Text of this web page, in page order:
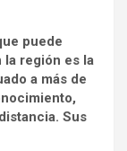
puede
región es la
a más de
Sus